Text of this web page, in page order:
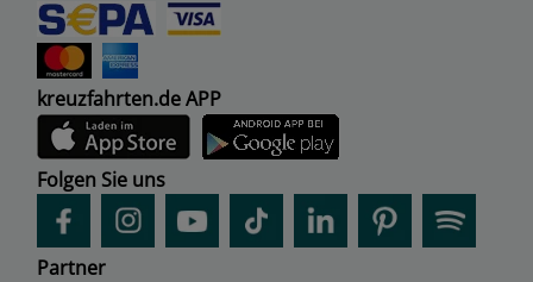
kreuzfahrten.de APP
Folgen Sie uns
Partner